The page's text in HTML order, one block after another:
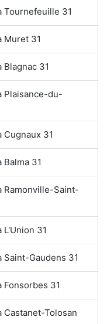
Tournefeuille 31
Muret 31
31
Plaisance-du-
31
31
Ramonville-Saint-
31
Gaudens 31
31
Tolosan